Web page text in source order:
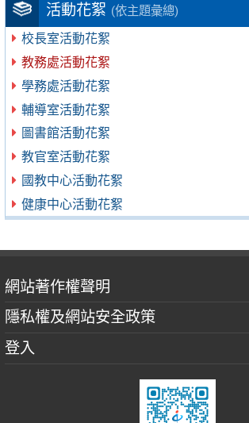
活動花絮 (依主題彙總)
校長室活動花絮
教務處活動花絮
學務處活動花絮
輔導室活動花絮
圖書館活動花絮
教官室活動花絮
國教中心活動花絮
健康中心活動花絮
網站著作權聲明
隱私權及網站安全政策
登入